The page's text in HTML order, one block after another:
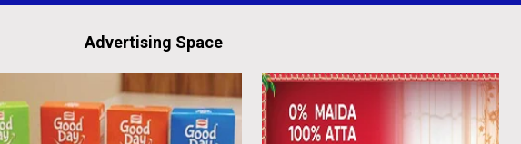
Advertising Space